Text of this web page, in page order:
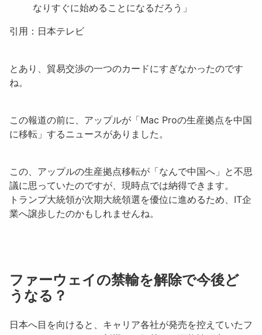
なりすぐに始めることになるだろう」
引用：日本テレビ
とあり、貿易交渉の一つのカードにすぎなかったのです
ね。
この報道の前に、アップルが「Mac Proの生産拠点を中国
に移転 」するニュースがありました。
この、アップルの生産拠点移転が「なんで中国へ」と不思
議に思っていたのですが、現時点では納得できます。
トランプ大統領が次期大統領選を優位に進めるため、IT企
業へ譲歩したのかもしれませんね。
ファーウェイの禁輸を解除で今後ど
うなる？
日本へ目を向けると、キャリア各社が発売を控えていたフ